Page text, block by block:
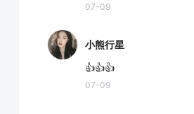
07-09
小熊行星
👍👍👍
07-09